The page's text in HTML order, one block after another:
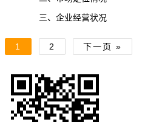
三、企业经营状况
1 2 下一页 »